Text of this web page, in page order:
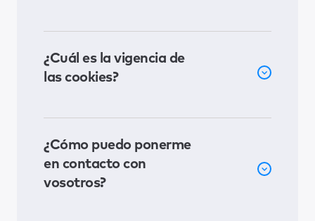
¿Cuál es la vigencia de
las cookies?
¿Cómo puedo ponerme
en contacto con
vosotros?